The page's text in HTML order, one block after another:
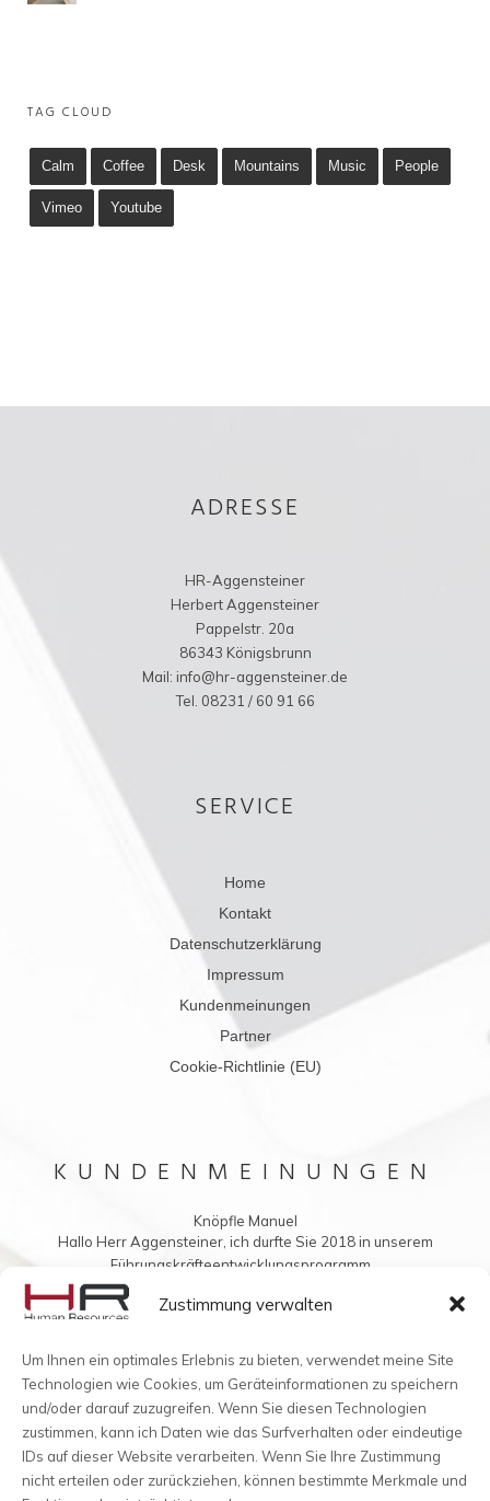
Zustimmung verwalten
Um Ihnen ein optimales Erlebnis zu bieten, verwendet meine Site
Technologien wie Cookies, um Geräteinformationen zu speichern
und/oder darauf zuzugreifen. Wenn Sie diesen Technologien
zustimmen, kann ich Daten wie das Surfverhalten oder eindeutige
IDs auf dieser Website verarbeiten. Wenn Sie Ihre Zustimmung
nicht erteilen oder zurückziehen, können bestimmte Merkmale und
TAG CLOUD
Calm Coffee Desk Mountains Music People
Vimeo Youtube
ADRESSE
HR-Aggensteiner
Herbert Aggensteiner
Pappelstr. 20a
86343 Königsbrunn
Mail: info@hr-aggensteiner.de
Tel. 08231 / 60 91 66
SERVICE
Home
Kontakt
Datenschutzerklärung
Impressum
Kundenmeinungen
Partner
Cookie-Richtlinie (EU)
KUNDENMEINUNGEN
Knöpfle Manuel
Hallo Herr Aggensteiner, ich durfte Sie 2018 in unserem
Führungskräfteentwicklungsprogramm...
Vielleicht möchten Sie mir auch was ins Buch schreiben?